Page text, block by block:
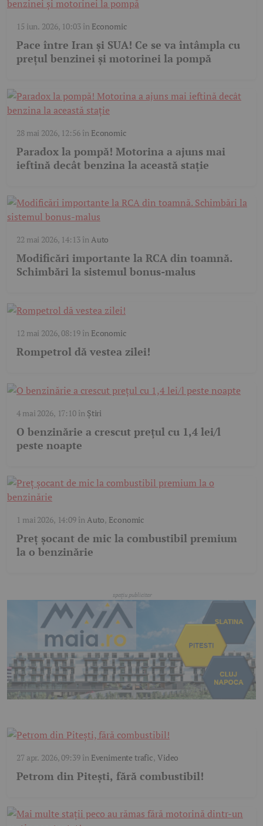
15 iun. 2026, 10:03în Economic
Pace între Iran și SUA! Ce se va întâmpla cu
prețul benzinei și motorinei la pompă
28 mai 2026, 12:56în Economic
Paradox la pompă! Motorina a ajuns mai
ieftină decât benzina la această stație
22 mai 2026, 14:13în Auto
Modificări importante la RCA din toamnă.
Schimbări la sistemul bonus-malus
12 mai 2026, 08:19în Economic
Rompetrol dă vestea zilei!
4 mai 2026, 17:10în Știri
O benzinărie a crescut prețul cu 1,4 lei/l
peste noapte
1 mai 2026, 14:09în Auto, Economic
Preț șocant de mic la combustibil premium
la o benzinărie
27 apr. 2026, 09:39în Evenimente trafic, Video
Petrom din Pitești, fără combustibil!